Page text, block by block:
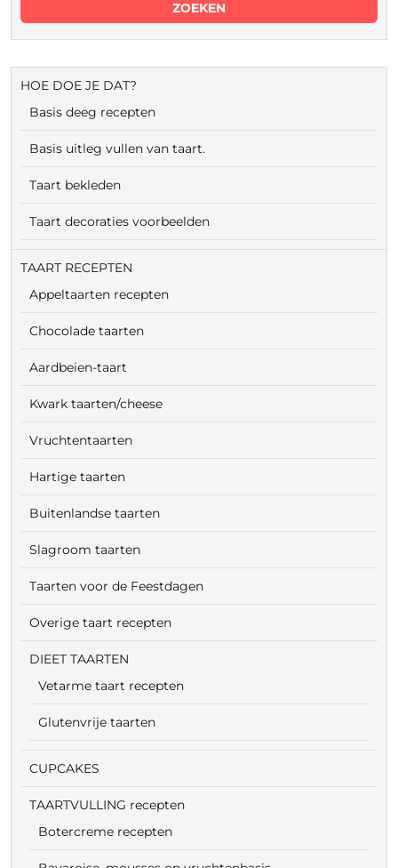
HOE DOE JE DAT?
Basis deeg recepten
Basis uitleg vullen van taart.
Taart bekleden
Taart decoraties voorbeelden
TAART RECEPTEN
Appeltaarten recepten
Chocolade taarten
Aardbeien-taart
Kwark taarten/cheese
Vruchtentaarten
Hartige taarten
Buitenlandse taarten
Slagroom taarten
Taarten voor de Feestdagen
Overige taart recepten
DIEET TAARTEN
Vetarme taart recepten
Glutenvrije taarten
CUPCAKES
TAARTVULLING recepten
Botercreme recepten